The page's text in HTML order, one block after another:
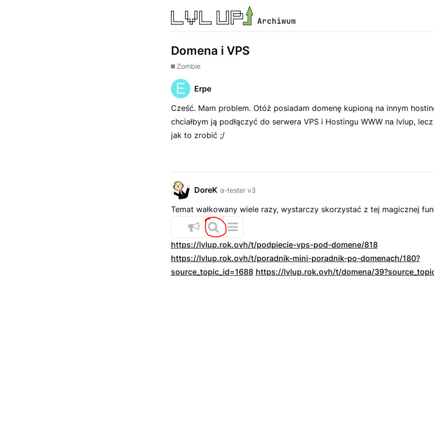
Archiwum
Domena i VPS
Zombie
Erpe
Cześć. Mam problem. Otóż posiadam domenę kupioną na innym
chciałbym ją podłączyć do serwera VPS i Hostingu WWW na lvlup,
jak to zrobić ;/
DoreK α-tester v3
Temat wałkowany wiele razy, wystarczy skorzystać z tej magicznej
https://lvlup.rok.ovh/t/podpiecie-vps-pod-domene/818
https://lvlup.rok.ovh/t/poradnik-mini-poradnik-po-domenach/180?
source_topic_id=1688 https://lvlup.rok.ovh/t/domena/